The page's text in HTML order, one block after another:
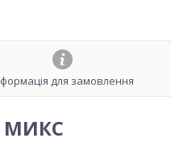
для замовлення
МИКС